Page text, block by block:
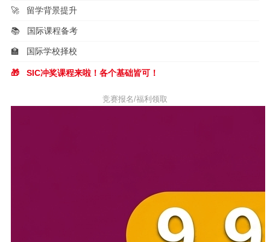
🚀 留学背景提升
📚 国际课程备考
🏫 国际学校择校
🎁 SIC冲奖课程来啦！各个基础皆可！
竞赛报名/福利领取